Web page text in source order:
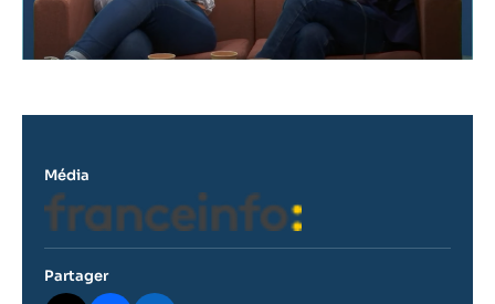
Média
Logo
Partager